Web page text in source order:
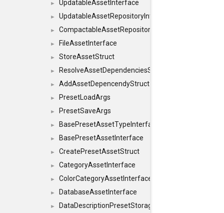
► UpdatableAssetInterface
► UpdatableAssetRepositoryInterface
► CompactableAssetRepositoryInterface
► FileAssetInterface
► StoreAssetStruct
► ResolveAssetDependenciesStruct
► AddAssetDepencendyStruct
► PresetLoadArgs
► PresetSaveArgs
► BasePresetAssetTypeInterface
► BasePresetAssetInterface
► CreatePresetAssetStruct
► CategoryAssetInterface
► ColorCategoryAssetInterface
► DatabaseAssetInterface
► DataDescriptionPresetStorageInterface